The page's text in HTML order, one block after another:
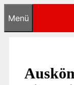
Inhalt
springen
Menü